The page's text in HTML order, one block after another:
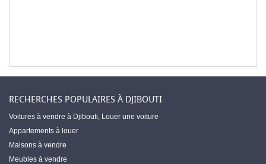
RECHERCHES POPULAIRES À DJIBOUTI
Voitures à vendre à Djibouti, Louer une voiture
Appartements à louer
Maisons à vendre
Meubles à vendre